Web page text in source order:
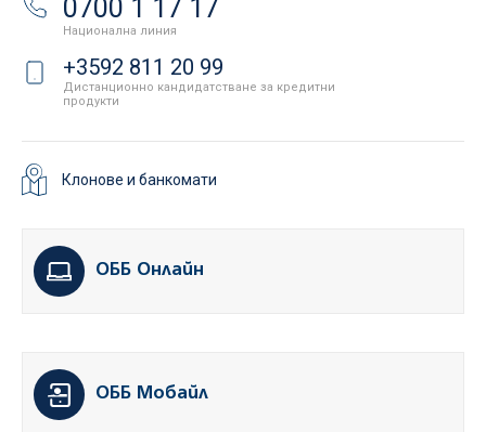
0700 1 17 17
Национална линия
+3592 811 20 99
Дистанционно кандидатстване за кредитни
продукти
Клонове и банкомати
ОББ Онлайн
ОББ Мобайл